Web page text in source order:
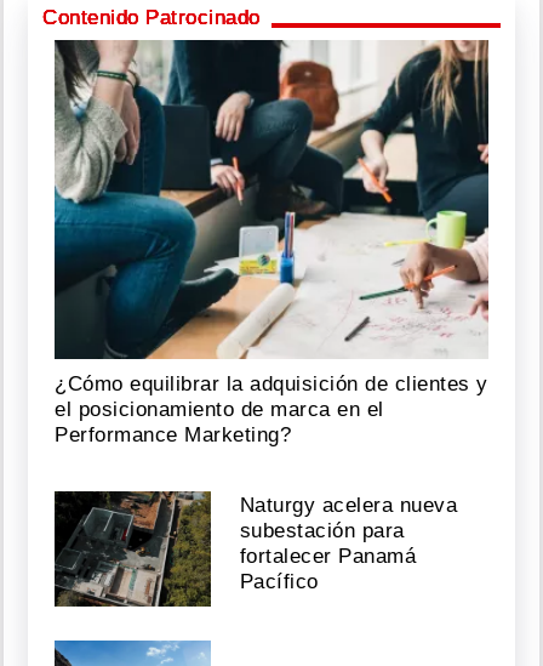
Contenido Patrocinado
¿Cómo equilibrar la adquisición de clientes y
el posicionamiento de marca en el
Performance Marketing?
Naturgy acelera nueva
subestación para
fortalecer Panamá
Pacífico